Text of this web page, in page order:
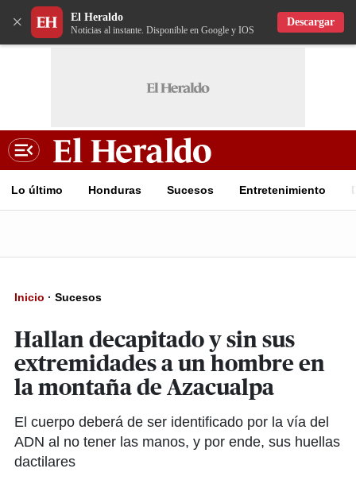
× El Heraldo
Noticias al instante. Disponible en Google y IOS
Descargar
Lo último Honduras Sucesos Entretenimiento
Inicio · Sucesos
Hallan decapitado y sin sus
extremidades a un hombre en
la montaña de Azacualpa
El cuerpo deberá de ser identificado por la vía del
ADN al no tener las manos, y por ende, sus huellas
dactilares